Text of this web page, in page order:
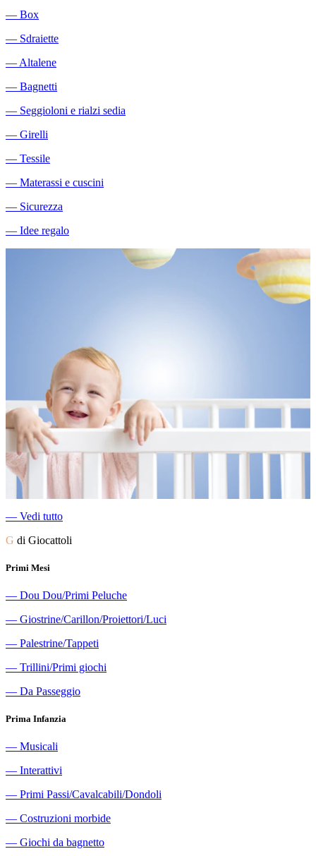
― Box
― Sdraiette
―Altalene
― Bagnetti
― Seggioloni e rialzi sedia
― Girelli
― Tessile
― Materassi e cuscini
― Sicurezza
― Idee regalo
― Vedi tutto
G di Giocattoli
Primi Mesi
― Dou Dou/Primi Peluche
― Giostrine/Carillon/Proiettori/Luci
― Palestrine/Tappeti
― Trillini/Primi giochi
― Da Passeggio
Prima Infanzia
― Musicali
― Interattivi
― Primi Passi/Cavalcabili/Dondoli
― Costruzioni morbide
― Giochi da bagnetto